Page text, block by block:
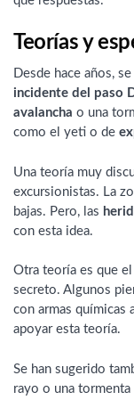
Teorías y
Desde hace años,
incidente del paso
avalancha o una
como el yeti o de
Una teoría muy
excursionistas. La
bajas. Pero, las
con esta idea.
Otra teoría es que
secreto. Algunos
con armas químicas
apoyar esta teoría.
Se han sugerido
rayo o una tormenta